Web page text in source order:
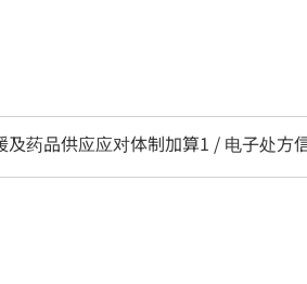
及药品供应应对体制加算1 / 电子处